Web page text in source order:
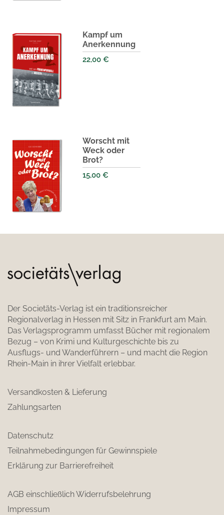
Kampf um
Anerkennung
22,00 €
Worscht mit
Weck oder
Brot?
15,00 €
Der Societäts-Verlag ist ein traditionsreicher
Regionalverlag in Hessen mit Sitz in Frankfurt am Main.
Das Verlagsprogramm umfasst Bücher mit regionalem
Bezug – von Krimi und Kulturgeschichte bis zu
Ausflugs- und Wanderführern – und macht die Region
Rhein-Main in ihrer Vielfalt erlebbar.
Versandkosten & Lieferung
Zahlungsarten
Datenschutz
Teilnahmebedingungen für Gewinnspiele
Erklärung zur Barrierefreiheit
AGB einschließlich Widerrufsbelehrung
Impressum